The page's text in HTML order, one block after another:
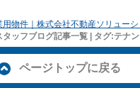
物件｜株式会社不動産ソリューシ
ッフブログ記事一覧 | タグ:テナン
ページトップに戻る